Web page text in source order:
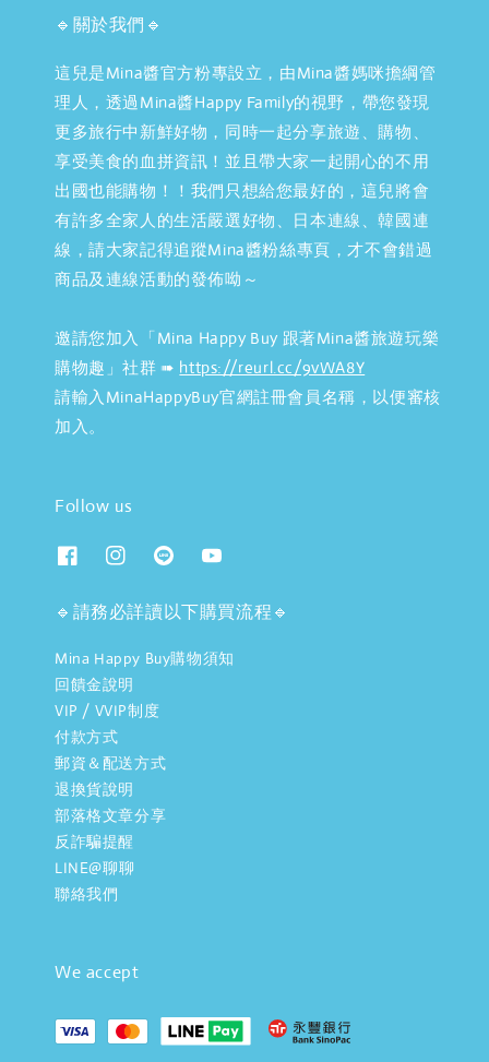
🔹關於我們🔹
這兒是Mina醬官方粉專設立，由Mina醬媽咪擔綱管
理人，透過Mina醬Happy Family的視野，帶您發現
更多旅行中新鮮好物，同時一起分享旅遊、購物、
享受美食的血拼資訊！並且帶大家一起開心的不用
出國也能購物！！我們只想給您最好的，這兒將會
有許多全家人的生活嚴選好物、日本連線、韓國連
線，請大家記得追蹤Mina醬粉絲專頁，才不會錯過
商品及連線活動的發佈呦～
邀請您加入「Mina Happy Buy 跟著Mina醬旅遊玩樂
購物趣」社群 ➠ https://reurl.cc/9vWA8Y
請輸入MinaHappyBuy官網註冊會員名稱，以便審核
加入。
Follow us
🔹請務必詳讀以下購買流程🔹
Mina Happy Buy購物須知
回饋金說明
VIP / VVIP制度
付款方式
郵資＆配送方式
退換貨說明
部落格文章分享
反詐騙提醒
LINE@聊聊
聯絡我們
We accept